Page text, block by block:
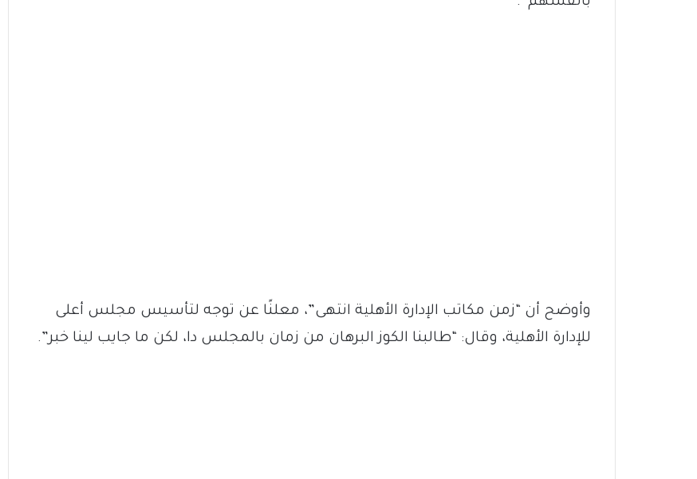
وأوضح أن “زمن مكاتب الإدارة الأهلية انتهى”، معلنًا عن توجه لتأسيس مجلس أعلى
للإدارة الأهلية، وقال: “طالبنا الكوز البرهان من زمان بالمجلس دا، لكن ما جايب لينا خبر”.